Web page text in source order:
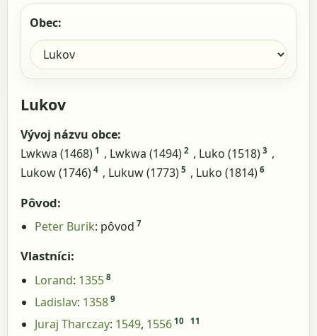
Obec:
Lukov
Vývoj názvu obce:
Lwkwa (1468) 1 , Lwkwa (1494) 2 , Luko (1518) 3 ,
Lukow (1746) 4 , Lukuw (1773) 5 , Luko (1814) 6
Pôvod:
Peter Burik: pôvod 7
Vlastníci:
Lorand: 1355 8
Ladislav: 1358 9
Juraj Tharczay: 1549, 1556 10 11